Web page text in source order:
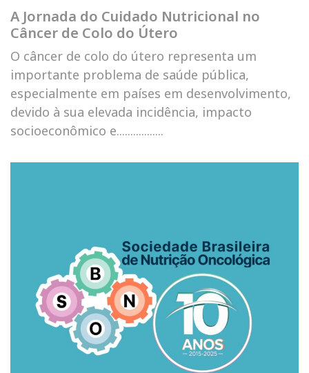
A Jornada do Cuidado Nutricional no
Câncer de Colo do Útero
O câncer de colo do útero representa um
importante problema de saúde pública,
especialmente em países em desenvolvimento,
devido à sua elevada incidência, impacto
socioeconômico e.................